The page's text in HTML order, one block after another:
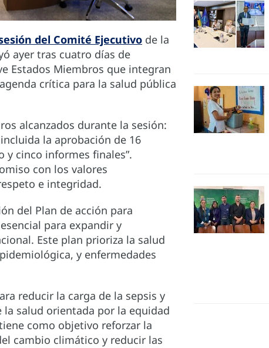
del Comité Ejecutivo de la
ayer tras cuatro días de
Estados Miembros que integran
crítica para la salud pública
alcanzados durante la sesión:
la aprobación de 16
y cinco informes finales”.
con los valores
e integridad.
del Plan de acción para
para expandir y
Este plan prioriza la salud
y enfermedades
reducir la carga de la sepsis y
salud orientada por la equidad
como objetivo reforzar la
cambio climático y reducir las